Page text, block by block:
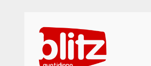
content